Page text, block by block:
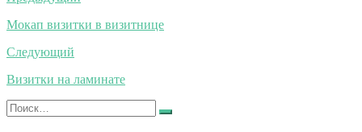
по
записям
Мокап визитки в визитнице
Следующий
Визитки на ламинате
Искать:
Найти